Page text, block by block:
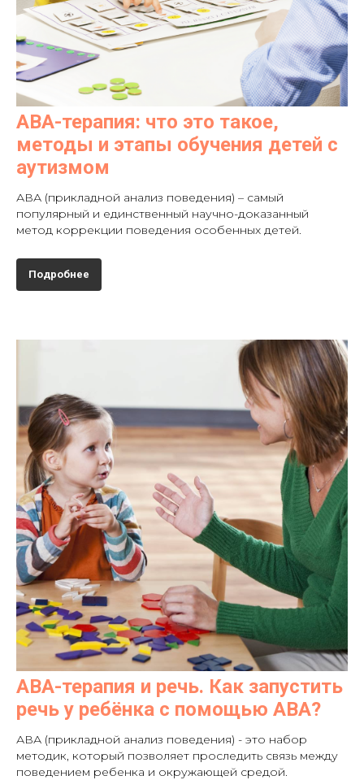
АВА-терапия: что это такое,
методы и этапы обучения детей с
аутизмом
АВА (прикладной анализ поведения) – самый
популярный и единственный научно-доказанный
метод коррекции поведения особенных детей.
Подробнее
АВА-терапия и речь. Как запустить
речь у ребёнка с помощью АВА?
АВА (прикладной анализ поведения) - это набор
методик, который позволяет проследить связь между
поведением ребенка и окружающей средой.